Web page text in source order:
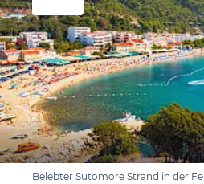
Belebter Sutomore Strand in der